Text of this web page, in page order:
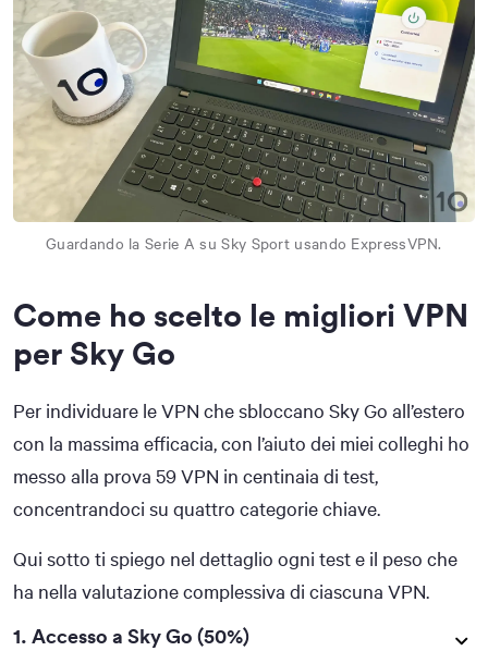
Guardando la Serie A su Sky Sport usando ExpressVPN.
Come ho scelto le migliori VPN
per Sky Go
Per individuare le VPN che sbloccano Sky Go all’estero
con la massima efficacia, con l’aiuto dei miei colleghi ho
messo alla prova 59 VPN in centinaia di test,
concentrandoci su quattro categorie chiave.
Qui sotto ti spiego nel dettaglio ogni test e il peso che
ha nella valutazione complessiva di ciascuna VPN.
1. Accesso a Sky Go (50%)